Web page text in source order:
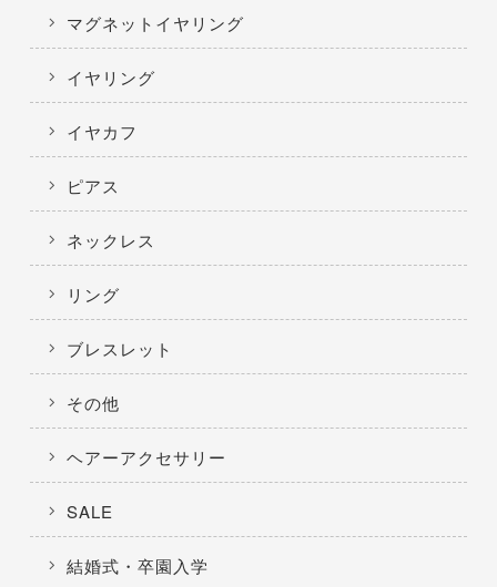
マグネットイヤリング
イヤリング
イヤカフ
ピアス
ネックレス
リング
ブレスレット
その他
ヘアーアクセサリー
SALE
結婚式・卒園入学